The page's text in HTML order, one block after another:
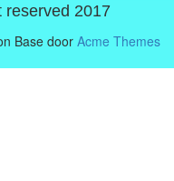
2017
Base doorAcme Themes